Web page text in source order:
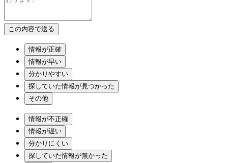
情報が正確
情報が早い
分かりやすい
探していた情報が見つかった
その他
情報が不正確
情報が遅い
分かりにくい
探していた情報が無かった